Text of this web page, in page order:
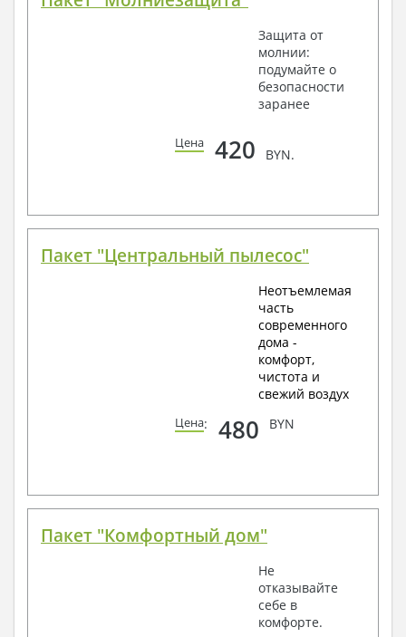
Защита от
молнии:
подумайте о
безопасности
заранее
Цена 420 BYN.
Пакет "Центральный пылесос"
Неотъемлемая
часть
современного
дома -
комфорт,
чистота и
свежий воздух
Цена: 480 BYN
Пакет "Комфортный дом"
Не
отказывайте
себе в
комфорте.